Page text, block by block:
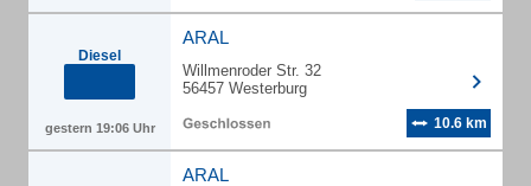
Diesel
gestern 19:06 Uhr
ARAL
Willmenroder Str. 32
56457 Westerburg
10.6 km
ARAL